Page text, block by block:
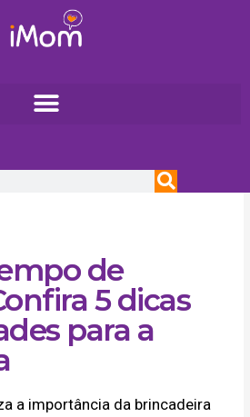
de
5 dicas
para a
a importância da brincadeira